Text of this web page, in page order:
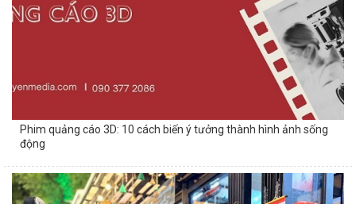
Phim quảng cáo 3D: 10 cách biến ý tưởng thành hình ảnh sống
động